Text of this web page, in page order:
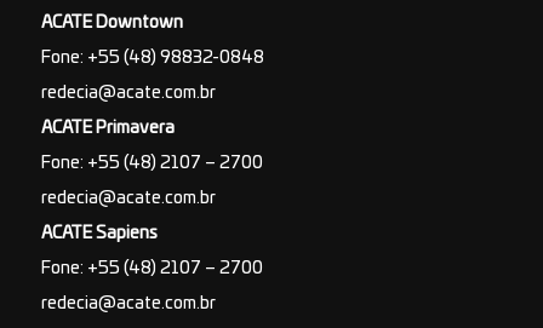
ACATE Downtown
Fone: +55 (48) 98832-0848
redecia@acate.com.br
ACATE Primavera
Fone: +55 (48) 2107 – 2700
redecia@acate.com.br
ACATE Sapiens
Fone: +55 (48) 2107 – 2700
redecia@acate.com.br